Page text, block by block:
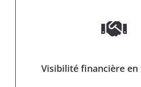
Visibilité financière en